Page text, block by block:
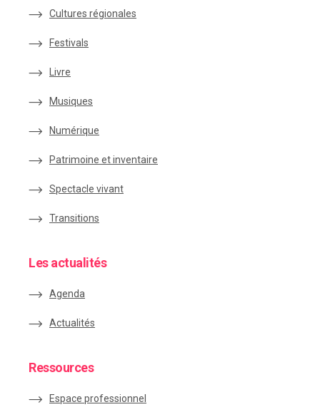
Cultures régionales
Festivals
Livre
Musiques
Numérique
Patrimoine et inventaire
Spectacle vivant
Transitions
Les actualités
Agenda
Actualités
Ressources
Espace professionnel